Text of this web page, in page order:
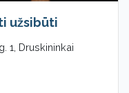
užsibūti
1, Druskininkai